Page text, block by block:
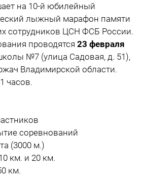
на 10-й юбилейный
лыжный марафон памяти
сотрудников ЦСН ФСБ России.
проводятся 23 февраля
№7 (улица Садовая, д. 51),
Владимирской области.
часов.
соревнований
(3000 м.)
км. и 20 км.
км.